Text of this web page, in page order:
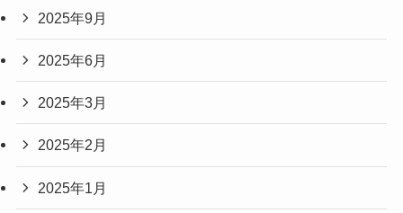
2025年9月
2025年6月
2025年3月
2025年2月
2025年1月